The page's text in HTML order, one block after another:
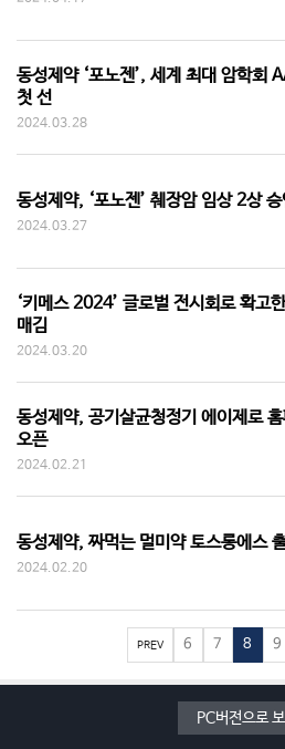
동성제약 ‘포노젠’, 세계 최대 암학회
첫 선
2024.03.28
동성제약, ‘포노젠’ 췌장암 임상 2상
2024.03.27
‘키메스 2024’ 글로벌 전시회로 확고
매김
2024.03.20
동성제약, 공기살균청정기 에이제로 홈
오픈
2024.02.21
동성제약, 짜먹는 멀미약 토스롱에스
2024.02.20
PREV 6 7 8 9
PC버전으로 보